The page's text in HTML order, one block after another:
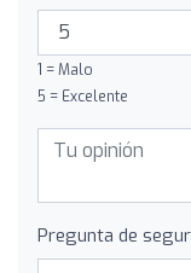
1 = Malo
5 = Excelente
Pregunta de